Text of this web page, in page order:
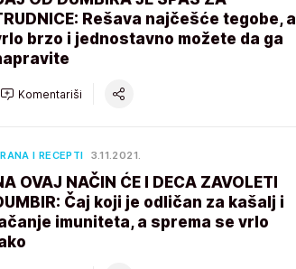
Rešava najčešće tegobe, a
brzo i jednostavno možete da ga
Komentariši
I RECEPTI 3.11.2021.
OVAJ NAČIN ĆE I DECA ZAVOLETI
Čaj koji je odličan za kašalj i
imuniteta, a sprema se vrlo